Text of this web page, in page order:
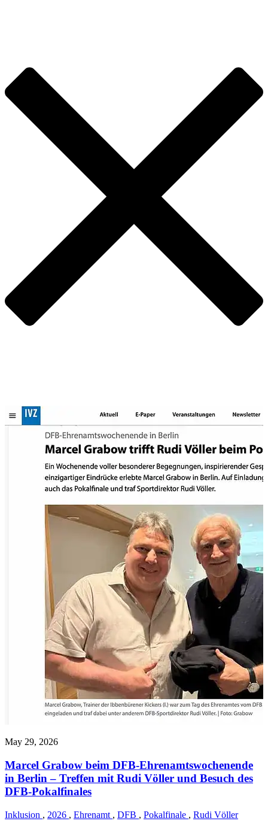
May 29, 2026
Marcel Grabow beim DFB-Ehrenamtswochenende
in Berlin – Treffen mit Rudi Völler und Besuch des
DFB-Pokalfinales
Inklusion , 2026 , Ehrenamt , DFB , Pokalfinale , Rudi Völler